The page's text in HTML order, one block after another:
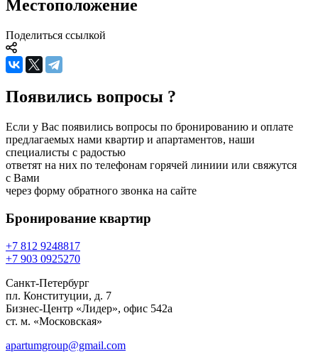
Местоположение
Поделиться ссылкой
Появились вопросы ?
Если у Вас появились вопросы по бронированию и оплате
предлагаемых нами квартир и апартаментов, наши
специалисты с радостью
ответят на них по телефонам горячей линиии или свяжутся
с Вами
через форму обратного звонка на сайте
Бронирование квартир
+7 812 9248817
+7 903 0925270
Санкт-Петербург
пл. Конституции, д. 7
Бизнес-Центр «Лидер», офис 542a
ст. м. «Московская»
apartumgroup@gmail.com